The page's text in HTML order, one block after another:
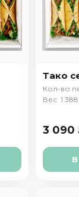
Тако
Кол-во
Вес: 1
3 090